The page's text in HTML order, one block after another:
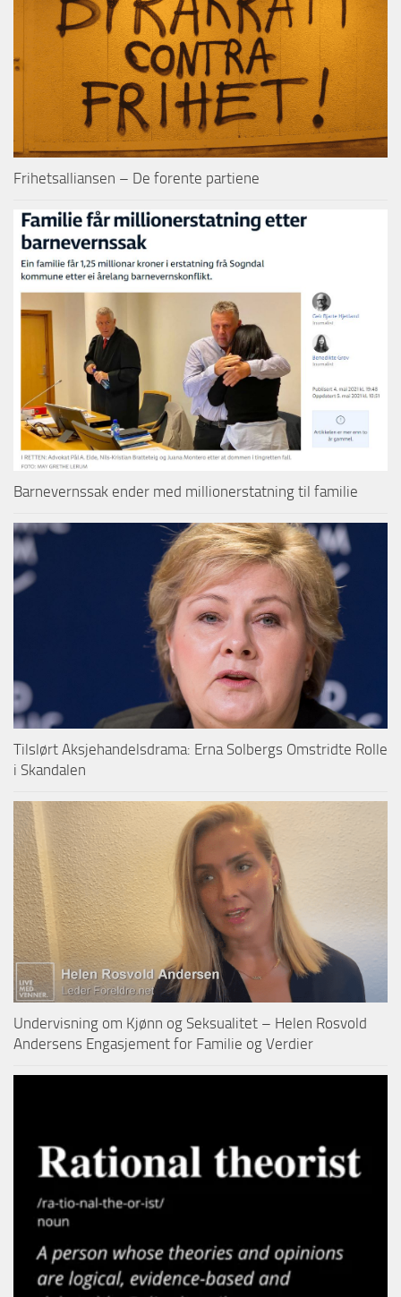
Frihetsalliansen – De forente partiene
Barnevernssak ender med millionerstatning til familie
Tilslørt Aksjehandelsdrama: Erna Solbergs Omstridte Rolle
i Skandalen
Undervisning om Kjønn og Seksualitet – Helen Rosvold
Andersens Engasjement for Familie og Verdier